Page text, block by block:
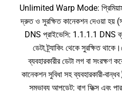
Unlimited Warp Mode:
দ্রুত ও সুরক্ষিত কানেকশন দেওয়া হয়
DNS প্রাইভেসি: 1.1.1.1 DNS
ডেটা ট্র্যাকিং থেকে সুরক্ষিত
ব্যবহারকারীর ডেটা লগ বা সংরক্ষণ
কানেকশন সুবিধা সহ ব্যবহারকারী-
সম্ভাব্য আপডেট: বাগ ফিক্স এবং